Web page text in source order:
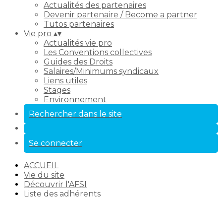
Actualités des partenaires
Devenir partenaire / Become a partner
Tutos partenaires
Vie pro ▴▾
Actualités vie pro
Les Conventions collectives
Guides des Droits
Salaires/Minimums syndicaux
Liens utiles
Stages
Environnement
Rechercher dans le site
Se connecter
ACCUEIL
Vie du site
Découvrir l'AFSI
Liste des adhérents